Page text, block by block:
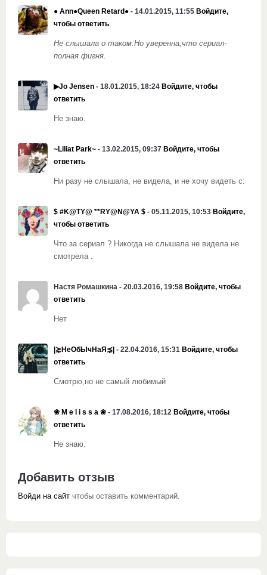
● Ann●Queen Retard● - 14.01.2015, 11:55 Войдите,
чтобы ответить
Не слышала о таком.Но уверенна,что сериал-
полная фигня.
▶Jo Jensen - 18.01.2015, 18:24 Войдите, чтобы
ответить
Не знаю.
~Liliat Park~ - 13.02.2015, 09:37 Войдите, чтобы
ответить
Ни разу не слышала, не видела, и не хочу видеть c:
$ #K@TY@ **RY@N@YA $ - 05.11.2015, 10:53 Войдите,
чтобы ответить
Что за сериал ? Никогда не слышала не видела не
смотрела .
Настя Ромашкина - 20.03.2016, 19:58 Войдите, чтобы
ответить
Нет
|⋩НеОбЫчНаЯ⋨| - 22.04.2016, 15:31 Войдите, чтобы
ответить
Смотрю,но не самый любимый
❀ M e l i s s a ❀ - 17.08.2016, 18:12 Войдите, чтобы
ответить
Не знаю.
Добавить отзыв
Войди на сайт чтобы оставить комментарий.